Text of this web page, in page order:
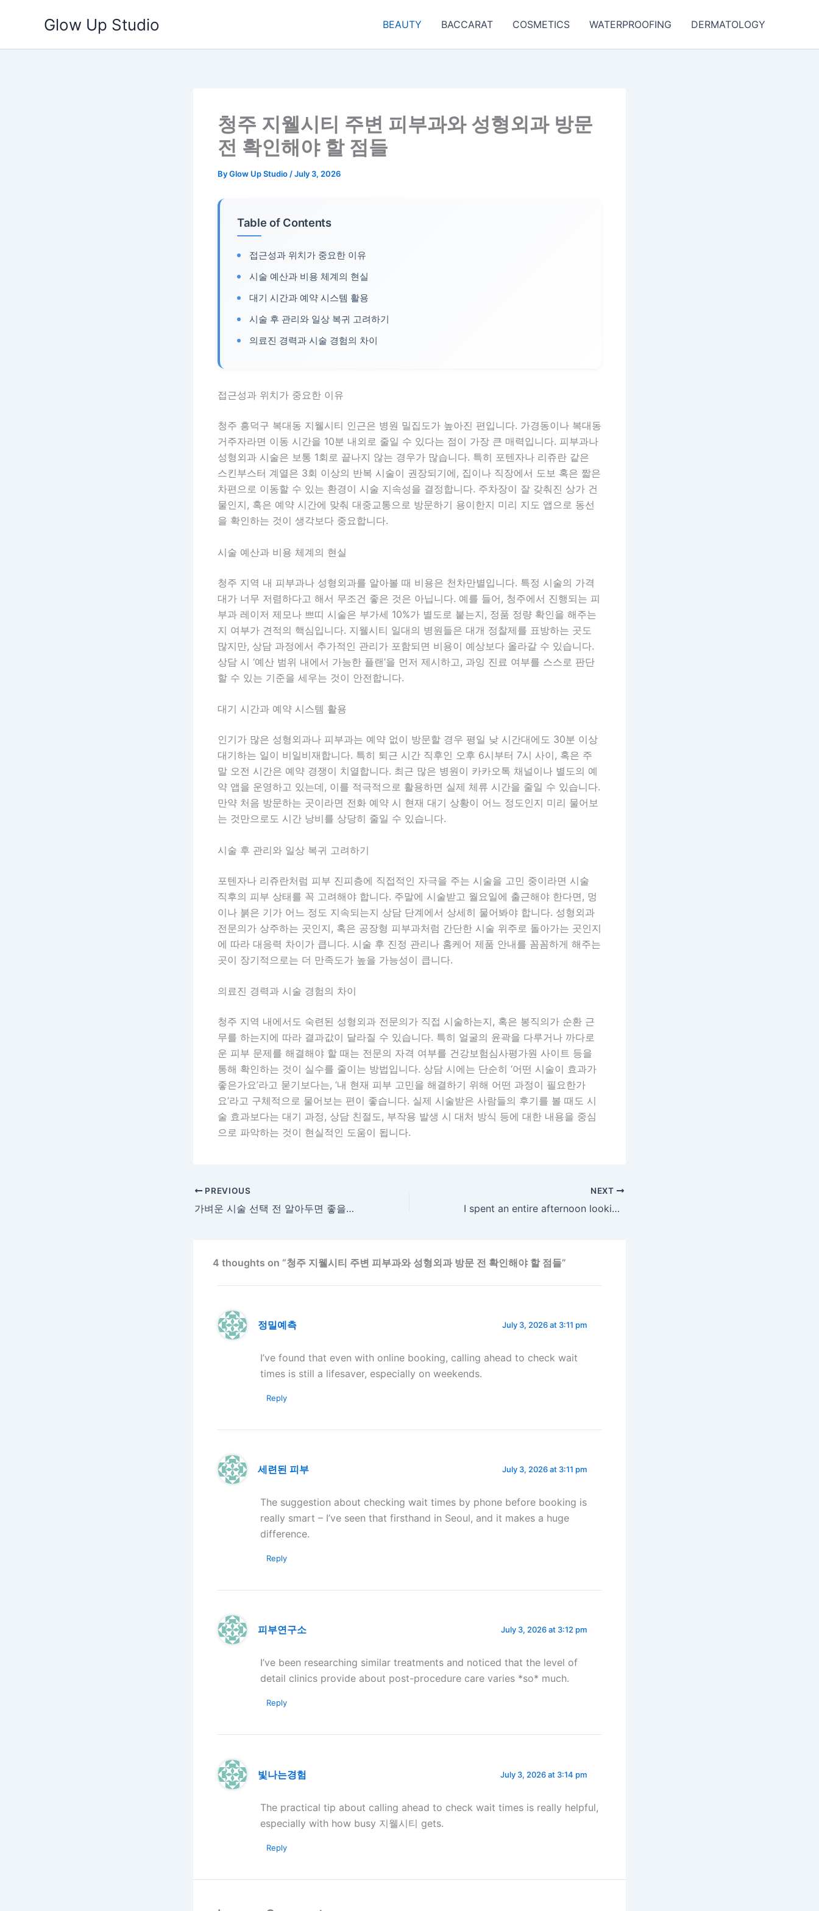
Glow Up Studio BEAUTY BACCARAT COSMETICS WATERPROOFING DERMATOLOGY
청주 지웰시티 주변 피부과와 성형외과 방문
전 확인해야 할 점들
ByGlow Up Studio /July 3, 2026
Table of Contents
접근성과 위치가 중요한 이유
시술 예산과 비용 체계의 현실
대기 시간과 예약 시스템 활용
시술 후 관리와 일상 복귀 고려하기
의료진 경력과 시술 경험의 차이
접근성과 위치가 중요한 이유
청주 흥덕구 복대동 지웰시티 인근은 병원 밀집도가 높아진 편입니다. 가경동이나 복대동
거주자라면 이동 시간을 10분 내외로 줄일 수 있다는 점이 가장 큰 매력입니다. 피부과나
성형외과 시술은 보통 1회로 끝나지 않는 경우가 많습니다. 특히 포텐자나 리쥬란 같은
스킨부스터 계열은 3회 이상의 반복 시술이 권장되기에, 집이나 직장에서 도보 혹은 짧은
차편으로 이동할 수 있는 환경이 시술 지속성을 결정합니다. 주차장이 잘 갖춰진 상가 건
물인지, 혹은 예약 시간에 맞춰 대중교통으로 방문하기 용이한지 미리 지도 앱으로 동선
을 확인하는 것이 생각보다 중요합니다.
시술 예산과 비용 체계의 현실
청주 지역 내 피부과나 성형외과를 알아볼 때 비용은 천차만별입니다. 특정 시술의 가격
대가 너무 저렴하다고 해서 무조건 좋은 것은 아닙니다. 예를 들어, 청주에서 진행되는 피
부과 레이저 제모나 쁘띠 시술은 부가세 10%가 별도로 붙는지, 정품 정량 확인을 해주는
지 여부가 견적의 핵심입니다. 지웰시티 일대의 병원들은 대개 정찰제를 표방하는 곳도
많지만, 상담 과정에서 추가적인 관리가 포함되면 비용이 예상보다 올라갈 수 있습니다.
상담 시 ‘예산 범위 내에서 가능한 플랜’을 먼저 제시하고, 과잉 진료 여부를 스스로 판단
할 수 있는 기준을 세우는 것이 안전합니다.
대기 시간과 예약 시스템 활용
인기가 많은 성형외과나 피부과는 예약 없이 방문할 경우 평일 낮 시간대에도 30분 이상
대기하는 일이 비일비재합니다. 특히 퇴근 시간 직후인 오후 6시부터 7시 사이, 혹은 주
말 오전 시간은 예약 경쟁이 치열합니다. 최근 많은 병원이 카카오톡 채널이나 별도의 예
약 앱을 운영하고 있는데, 이를 적극적으로 활용하면 실제 체류 시간을 줄일 수 있습니다.
만약 처음 방문하는 곳이라면 전화 예약 시 현재 대기 상황이 어느 정도인지 미리 물어보
는 것만으로도 시간 낭비를 상당히 줄일 수 있습니다.
시술 후 관리와 일상 복귀 고려하기
포텐자나 리쥬란처럼 피부 진피층에 직접적인 자극을 주는 시술을 고민 중이라면 시술
직후의 피부 상태를 꼭 고려해야 합니다. 주말에 시술받고 월요일에 출근해야 한다면, 멍
이나 붉은 기가 어느 정도 지속되는지 상담 단계에서 상세히 물어봐야 합니다. 성형외과
전문의가 상주하는 곳인지, 혹은 공장형 피부과처럼 간단한 시술 위주로 돌아가는 곳인지
에 따라 대응력 차이가 큽니다. 시술 후 진정 관리나 홈케어 제품 안내를 꼼꼼하게 해주는
곳이 장기적으로는 더 만족도가 높을 가능성이 큽니다.
의료진 경력과 시술 경험의 차이
청주 지역 내에서도 숙련된 성형외과 전문의가 직접 시술하는지, 혹은 봉직의가 순환 근
무를 하는지에 따라 결과값이 달라질 수 있습니다. 특히 얼굴의 윤곽을 다루거나 까다로
운 피부 문제를 해결해야 할 때는 전문의 자격 여부를 건강보험심사평가원 사이트 등을
통해 확인하는 것이 실수를 줄이는 방법입니다. 상담 시에는 단순히 ‘어떤 시술이 효과가
좋은가요’라고 묻기보다는, ‘내 현재 피부 고민을 해결하기 위해 어떤 과정이 필요한가
요’라고 구체적으로 물어보는 편이 좋습니다. 실제 시술받은 사람들의 후기를 볼 때도 시
술 효과보다는 대기 과정, 상담 친절도, 부작용 발생 시 대처 방식 등에 대한 내용을 중심
으로 파악하는 것이 현실적인 도움이 됩니다.
PREVIOUS
가벼운 시술 선택 전 알아두면 좋을 실무적인 포인트들
NEXT
I spent an entire afternoon looking at mirror reflections after the thread lift
4 thoughts on “청주 지웰시티 주변 피부과와 성형외과 방문 전 확인해야 할 점들”
정밀예측 July 3, 2026 at 3:11 pm
I’ve found that even with online booking, calling ahead to check wait
times is still a lifesaver, especially on weekends.
Reply
세련된 피부 July 3, 2026 at 3:11 pm
The suggestion about checking wait times by phone before booking is
really smart – I’ve seen that firsthand in Seoul, and it makes a huge
difference.
Reply
피부연구소 July 3, 2026 at 3:12 pm
I’ve been researching similar treatments and noticed that the level of
detail clinics provide about post-procedure care varies *so* much.
Reply
빛나는경험 July 3, 2026 at 3:14 pm
The practical tip about calling ahead to check wait times is really helpful,
especially with how busy 지웰시티 gets.
Reply